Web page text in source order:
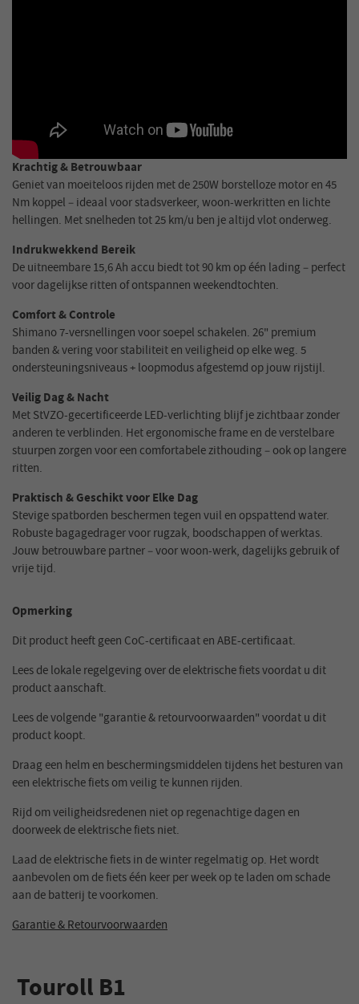
Krachtig & Betrouwbaar
Geniet van moeiteloos rijden met de 250W borstelloze motor en 45
Nm koppel – ideaal voor stadsverkeer, woon-werkritten en lichte
hellingen. Met snelheden tot 25 km/u ben je altijd vlot onderweg.
Indrukwekkend Bereik
De uitneembare 15,6 Ah accu biedt tot 90 km op één lading – perfect
voor dagelijkse ritten of ontspannen weekendtochten.
Comfort & Controle
Shimano 7-versnellingen voor soepel schakelen. 26" premium
banden & vering voor stabiliteit en veiligheid op elke weg. 5
ondersteuningsniveaus + loopmodus afgestemd op jouw rijstijl.
Veilig Dag & Nacht
Met StVZO-gecertificeerde LED-verlichting blijf je zichtbaar zonder
anderen te verblinden. Het ergonomische frame en de verstelbare
stuurpen zorgen voor een comfortabele zithouding – ook op langere
ritten.
Praktisch & Geschikt voor Elke Dag
Stevige spatborden beschermen tegen vuil en opspattend water.
Robuste bagagedrager voor rugzak, boodschappen of werktas.
Jouw betrouwbare partner – voor woon-werk, dagelijks gebruik of
vrije tijd.
Opmerking
Dit product heeft geen CoC-certificaat en ABE-certificaat.
Lees de lokale regelgeving over de elektrische fiets voordat u dit
product aanschaft.
Lees de volgende "garantie & retourvoorwaarden" voordat u dit
product koopt.
Draag een helm en beschermingsmiddelen tijdens het besturen van
een elektrische fiets om veilig te kunnen rijden.
Rijd om veiligheidsredenen niet op regenachtige dagen en
doorweek de elektrische fiets niet.
Laad de elektrische fiets in de winter regelmatig op. Het wordt
aanbevolen om de fiets één keer per week op te laden om schade
aan de batterij te voorkomen.
Garantie & Retourvoorwaarden
Touroll B1